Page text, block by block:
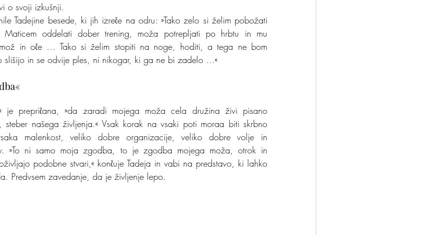
o svoji izkušnji.
Tadejine besede, ki jih izreče na odru: »Tako zelo si želim pobožati
oddelati dober trening, moža potrepljati po hrbtu in mu
in oče … Tako si želim stopiti na noge, hoditi, a tega ne bom
slišijo in se odvije ples, ni nikogar, ki ga ne bi zadelo …«
je prepričana, »da zaradi mojega moža cela družina živi pisano
našega življenja.« Vsak korak na vsaki poti moraa biti skrbno
malenkost, veliko dobre organizacije, veliko dobre volje in
»To ni samo moja zgodba, to je zgodba mojega moža, otrok in
podobne stvari,« končuje Tadeja in vabi na predstavo, ki lahko
Predvsem zavedanje, da je življenje lepo.